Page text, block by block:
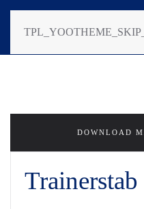
DOWNLOAD
Trainerstab